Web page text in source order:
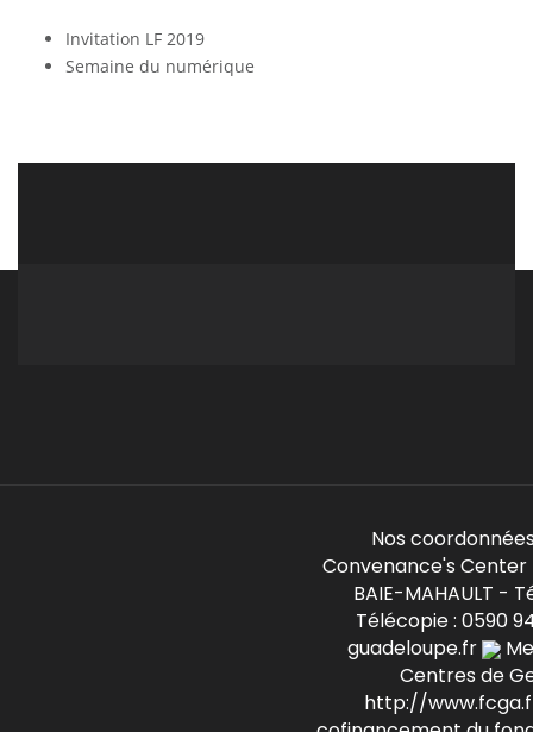
Invitation LF 2019
Semaine du numérique
Nos coordonnées
Convenance's Center
BAIE-MAHAULT -
Télécopie : 0590
guadeloupe.fr
Centres de
http://